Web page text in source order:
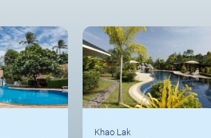
Khao Lak